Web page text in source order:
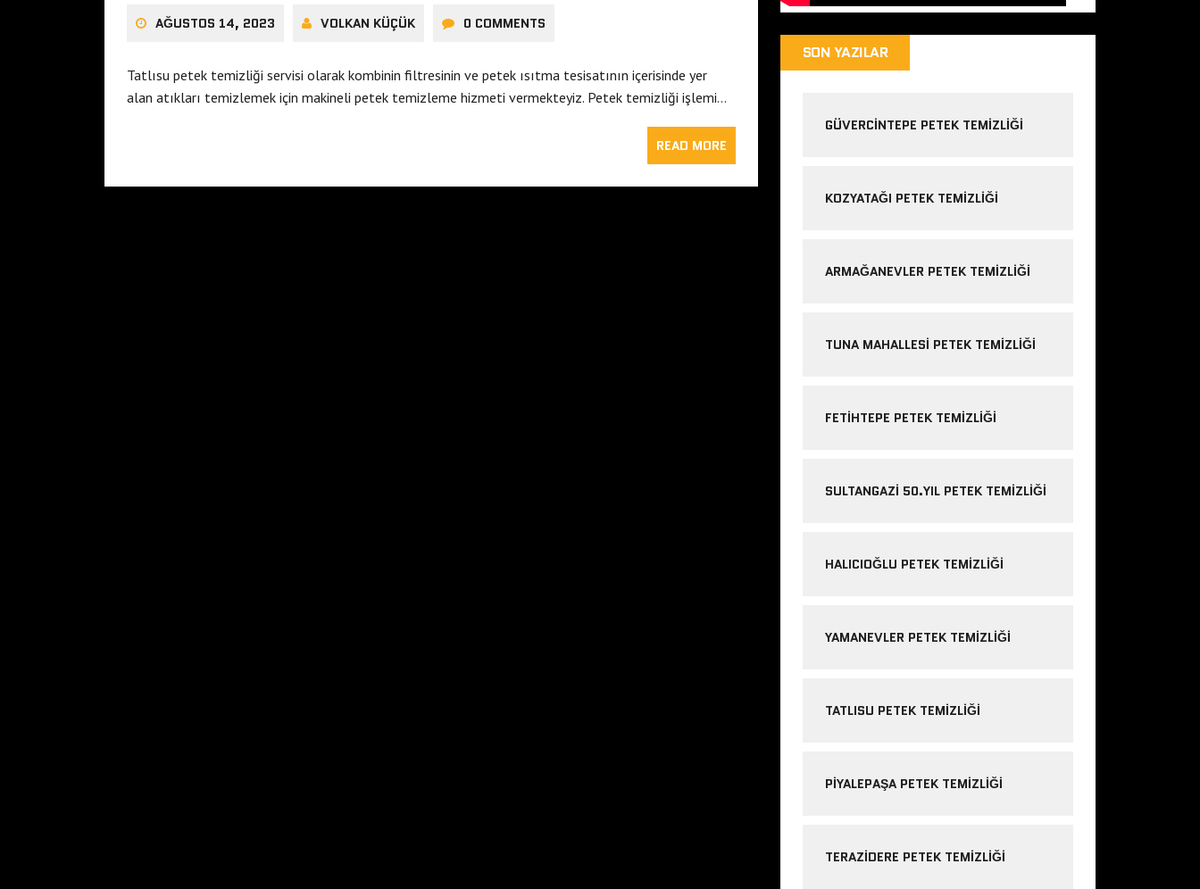
AĞUSTOS 14, 2023 VOLKAN KÜÇÜK 0 COMMENTS
Tatlısu petek temizliği servisi olarak kombinin filtresinin ve petek ısıtma tesisatının içerisinde yer
alan atıkları temizlemek için makineli petek temizleme hizmeti vermekteyiz. Petek temizliği işlemi…
READ MORE
SON YAZILAR
GÜVERCINTEPE PETEK TEMIZLIĞI
KOZYATAĞI PETEK TEMIZLIĞI
ARMAĞANEVLER PETEK TEMIZLIĞI
TUNA MAHALLESI PETEK TEMIZLIĞI
FETIHTEPE PETEK TEMIZLIĞI
SULTANGAZI 50.YIL PETEK TEMIZLIĞI
HALICIOĞLU PETEK TEMIZLIĞI
YAMANEVLER PETEK TEMIZLIĞI
TATLISU PETEK TEMIZLIĞI
PIYALEPAŞA PETEK TEMIZLIĞI
TERAZIDERE PETEK TEMIZLIĞI